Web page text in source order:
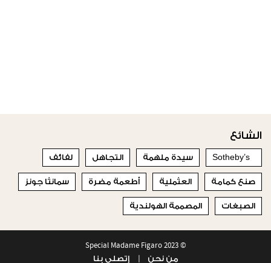
الشائع
سيدة ملهمة التجاهل لفائف
صنع كمامة العثملية أطعمة مضرة سمانثا جونز
الصبغات المصممة الهولندية
© 2023 Special Madame Figaro
من نحن إتصلي بنا